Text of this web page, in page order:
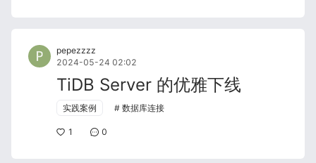
pepezzzz
2024-05-24 02:02
TiDB Server 的优雅下线
实践案例 数据库连接
1 0